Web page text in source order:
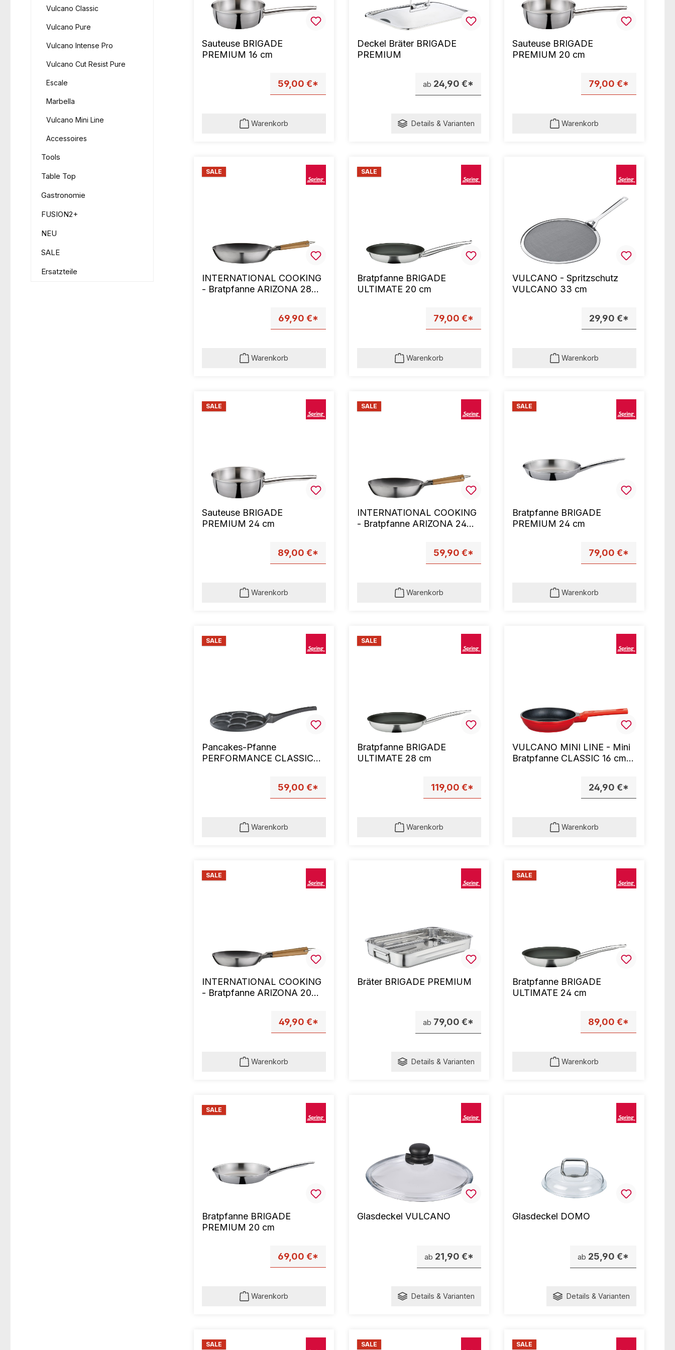
Vulcano Classic
Vulcano Pure
Vulcano Intense Pro
Vulcano Cut Resist Pure
Escale
Marbella
Vulcano Mini Line
Accessoires
Tools
Table Top
Gastronomie
FUSION2+
NEU
SALE
Ersatzteile
Sauteuse BRIGADE
PREMIUM 16 cm
59,00 €*
Warenkorb
Deckel Bräter BRIGADE
PREMIUM
ab 24,90 €*
Details & Varianten
Sauteuse BRIGADE
PREMIUM 20 cm
79,00 €*
Warenkorb
SALE
INTERNATIONAL COOKING
- Bratpfanne ARIZONA 28
69,90 €*
Warenkorb
SALE
Bratpfanne BRIGADE
ULTIMATE 20 cm
79,00 €*
Warenkorb
VULCANO - Spritzschutz
VULCANO 33 cm
29,90 €*
Warenkorb
SALE
Sauteuse BRIGADE
PREMIUM 24 cm
89,00 €*
Warenkorb
SALE
INTERNATIONAL COOKING
- Bratpfanne ARIZONA 24
59,90 €*
Warenkorb
SALE
Bratpfanne BRIGADE
PREMIUM 24 cm
79,00 €*
Warenkorb
SALE
Pancakes-Pfanne
PERFORMANCE CLASSIC
59,00 €*
Warenkorb
SALE
Bratpfanne BRIGADE
ULTIMATE 28 cm
119,00 €*
Warenkorb
VULCANO MINI LINE - Mini
Bratpfanne CLASSIC 16 cm
24,90 €*
Warenkorb
SALE
INTERNATIONAL COOKING
- Bratpfanne ARIZONA 20
49,90 €*
Warenkorb
Bräter BRIGADE PREMIUM
ab 79,00 €*
Details & Varianten
SALE
Bratpfanne BRIGADE
ULTIMATE 24 cm
89,00 €*
Warenkorb
SALE
Bratpfanne BRIGADE
PREMIUM 20 cm
69,00 €*
Warenkorb
Glasdeckel VULCANO
ab 21,90 €*
Details & Varianten
Glasdeckel DOMO
ab 25,90 €*
Details & Varianten
SALE SALE SALE